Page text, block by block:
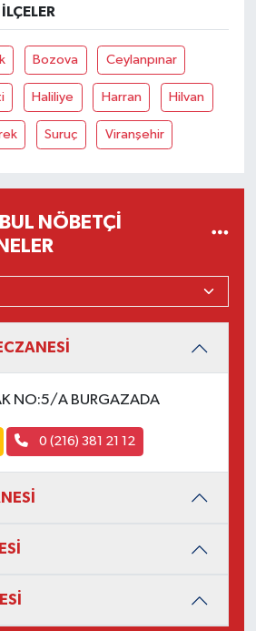
Bozova Ceylanpınar
Haliliye Harran Hilvan
Suruç Viranşehir
NÖBETÇI
NO:5/A BURGAZADA
0 (216) 381 21 12